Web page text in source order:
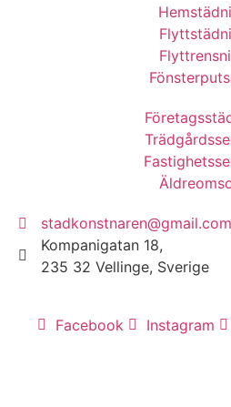
stadkonstnaren@gmail.com
Kompanigatan 18,
235 32 Vellinge, Sverige
Facebook Instagram